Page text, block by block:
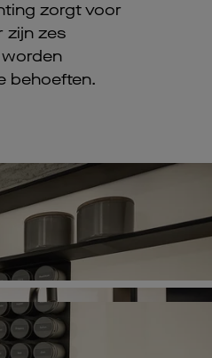
zorgt voor
zijn zes
behoeften.